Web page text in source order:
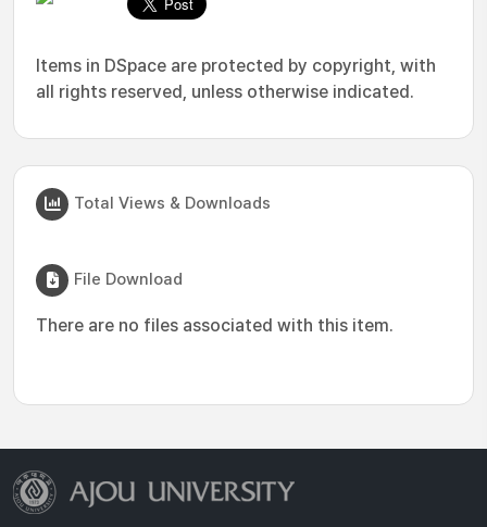
Items in DSpace are protected by copyright, with
all rights reserved, unless otherwise indicated.
Total Views & Downloads
File Download
There are no files associated with this item.